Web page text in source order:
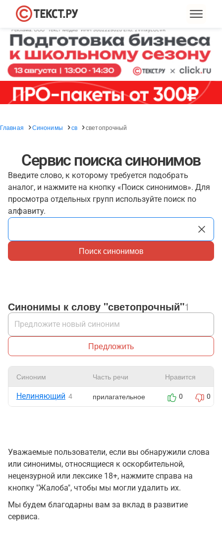
Главная Синонимы св светопрочный
Сервис поиска синонимов
Введите слово, к которому требуется подобрать
аналог, и нажмите на кнопку «Поиск синонимов». Для
просмотра отдельных групп используйте поиск по
алфавиту.
Поиск синонимов
Синонимы к слову "светопрочный"1
Предложить
Синоним Часть речи Нравится
Нелиняющий 4 прилагательное 0 0
Уважаемые пользователи, если вы обнаружили слова
или синонимы, относящиеся к оскорбительной,
нецензурной или лексике 18+, нажмите справа на
кнопку "Жалоба", чтобы мы могли удалить их.
Мы будем благодарны вам за вклад в развитие
сервиса.